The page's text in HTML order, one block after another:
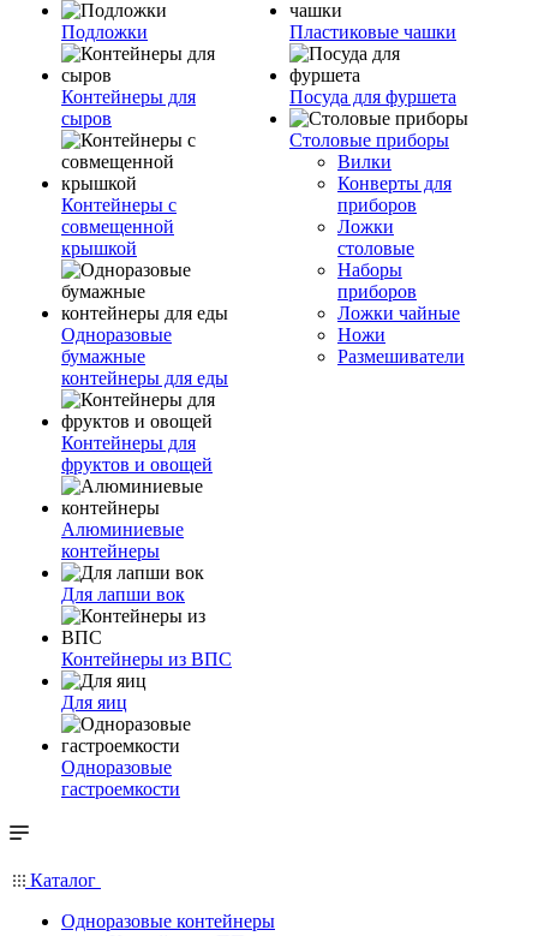
Подложки
Контейнеры для
сыров
Контейнеры с
совмещенной
крышкой
Одноразовые
бумажные
контейнеры для еды
Контейнеры для
фруктов и овощей
Алюминиевые
контейнеры
Для лапши вок
Контейнеры из ВПС
Для яиц
Одноразовые
гастроемкости
Пластиковые чашки
Посуда для фуршета
Столовые приборы
Вилки
Конверты для
приборов
Ложки
столовые
Наборы
приборов
Ложки чайные
Ножи
Размешиватели
Каталог
Одноразовые контейнеры